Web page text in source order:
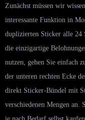
Zunächst müssen wir
interessante Funktion in
duplizierten Sticker alle 24
die einzigartige
nutzen, gehen Sie einfach
der unteren rechten Ecke
direkt Sticker-Bündel mit
verschiedenen Mengen an.